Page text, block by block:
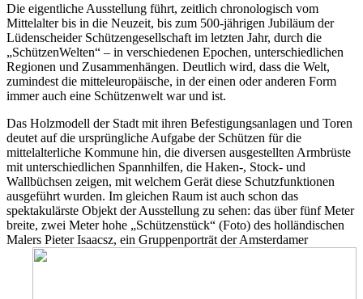
Die eigentliche Ausstellung führt, zeitlich chronologisch vom
Mittelalter bis in die Neuzeit, bis zum 500-jährigen Jubiläum der
Lüdenscheider Schützengesellschaft im letzten Jahr, durch die
„SchützenWelten“ – in verschiedenen Epochen, unterschiedlichen
Regionen und Zusammenhängen. Deutlich wird, dass die Welt,
zumindest die mitteleuropäische, in der einen oder anderen Form
immer auch eine Schützenwelt war und ist.
Das Holzmodell der Stadt mit ihren Befestigungsanlagen und Toren
deutet auf die ursprüngliche Aufgabe der Schützen für die
mittelalterliche Kommune hin, die diversen ausgestellten Armbrüste
mit unterschiedlichen Spannhilfen, die Haken-, Stock- und
Wallbüchsen zeigen, mit welchem Gerät diese Schutzfunktionen
ausgeführt wurden. Im gleichen Raum ist auch schon das
spektakulärste Objekt der Ausstellung zu sehen: das über fünf Meter
breite, zwei Meter hohe „Schützenstück“ (Foto) des holländischen
Malers Pieter Isaacsz, ein Gruppenporträt der Amsterdamer